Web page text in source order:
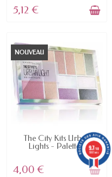
5,12 €
NOUVEAU
RUPTURE DE STOCK
The City Kits Urban
Lights - Palette...
4,00 €
9.7/10
5887 avis